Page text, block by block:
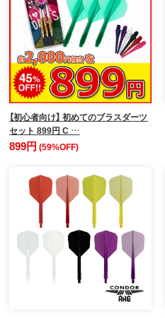
【初心者向け】 初めてのブラスダーツ
セット 899円 C …
899円(59%OFF)